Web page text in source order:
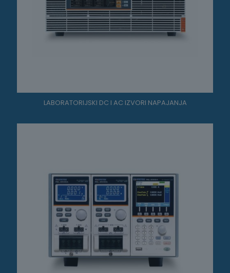
LABORATORIJSKI DC I AC IZVORI NAPAJANJA